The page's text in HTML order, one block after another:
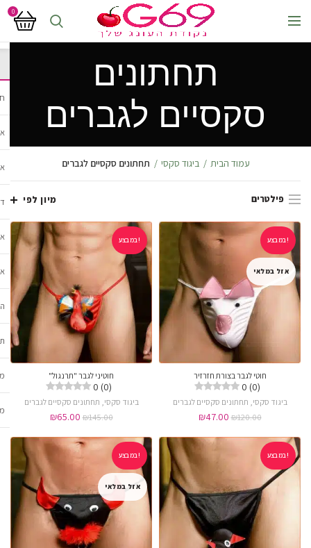
0
תחתונים
סקסיים לגברים
עמוד הבית ביגוד סקסי תחתונים סקסיים לגברים
פילטרים מיון לפי
במבצע!
אזל במלאי
חוטי לגבר בצורת חזרזיר
0 (0)
ביגוד סקסי, תחתונים סקסיים לגברים
₪120.00
₪47.00
במבצע!
חוטיני לגבר "תרנגול"
0 (0)
ביגוד סקסי, תחתונים סקסיים לגברים
₪145.00
₪65.00
במבצע! במבצע!
אזל במלאי